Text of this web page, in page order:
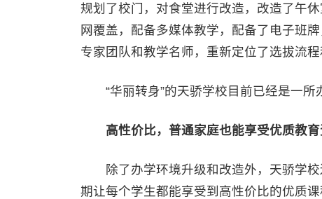
规划了校门，对食堂进行改造，改造了午
网覆盖，配备多媒体教学，配备了电子班
专家团队和教学名师，重新定位了选拔流
“华丽转身”的天骄学校目前已经是一所
高性价比，普通家庭也能享受优质教
除了办学环境升级和改造外，天骄学校
期让每个学生都能享受到高性价比的优质课